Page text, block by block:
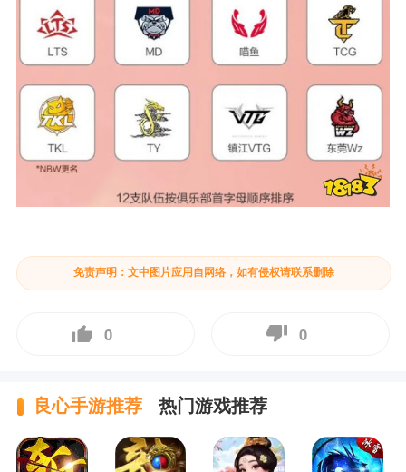
免责声明：文中图片应用自网络，如有侵权请联系删除
0 0
良心手游推荐 热门游戏推荐